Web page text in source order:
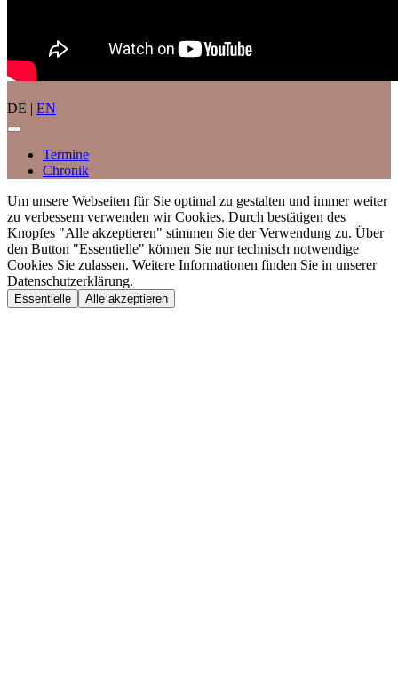
DE | EN
Termine
Chronik
Um unsere Webseiten für Sie optimal zu gestalten und immer weiter
zu verbessern verwenden wir Cookies. Durch bestätigen des
Knopfes "Alle akzeptieren" stimmen Sie der Verwendung zu. Über
den Button "Essentielle" können Sie nur technisch notwendige
Cookies Sie zulassen. Weitere Informationen finden Sie in unserer
Datenschutzerklärung.
Essentielle Alle akzeptieren